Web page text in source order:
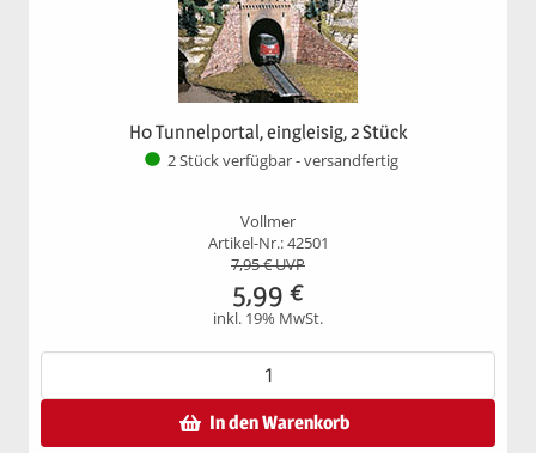
H0 Tunnelportal, eingleisig, 2 Stück
2 Stück verfügbar - versandfertig
Vollmer
Artikel-Nr.: 42501
7,95€ UVP
5,99 €
inkl. 19% MwSt.
In den Warenkorb